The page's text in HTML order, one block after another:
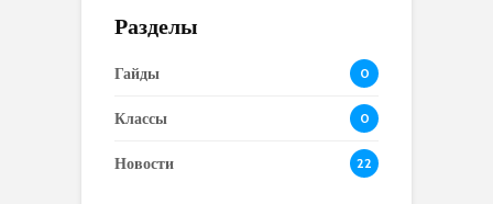
Разделы
Гайды 0
Классы 0
Новости 22